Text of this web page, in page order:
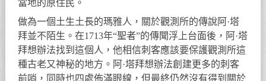
當地的原住民。
做為一個土生土長的瑪雅人，關於觀測所的傳說阿·塔
拜並不陌生。在1713年“聖者”的傳聞浮上台面後，阿·塔
拜想辦法找到這個人，他相信刺客應該要保護觀測所這
種古老又神秘的地方。阿·塔拜想辦法創建更多的刺客
前哨，同時也四處佈滿眼線，但最終仍然沒有得到關於